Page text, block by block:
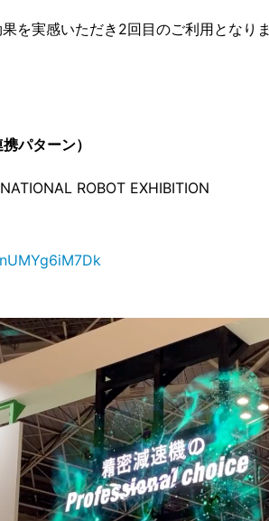
を実感いただき2回目のご利用となりま
パターン）
ROBOT EXHIBITION